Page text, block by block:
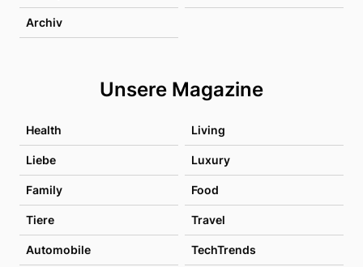
Archiv
Unsere Magazine
Health Living
Liebe Luxury
Family Food
Tiere Travel
Automobile TechTrends